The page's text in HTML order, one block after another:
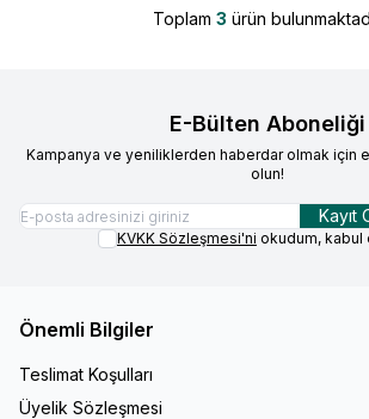
Toplam 3 ürün
E-Bülten Aboneliği
Kampanya ve yeniliklerden haberdar olmak için
olun!
Kayıt
KVKK Sözleşmesi'ni okudum, kabul
Önemli Bilgiler
Teslimat Koşulları
Üyelik Sözleşmesi